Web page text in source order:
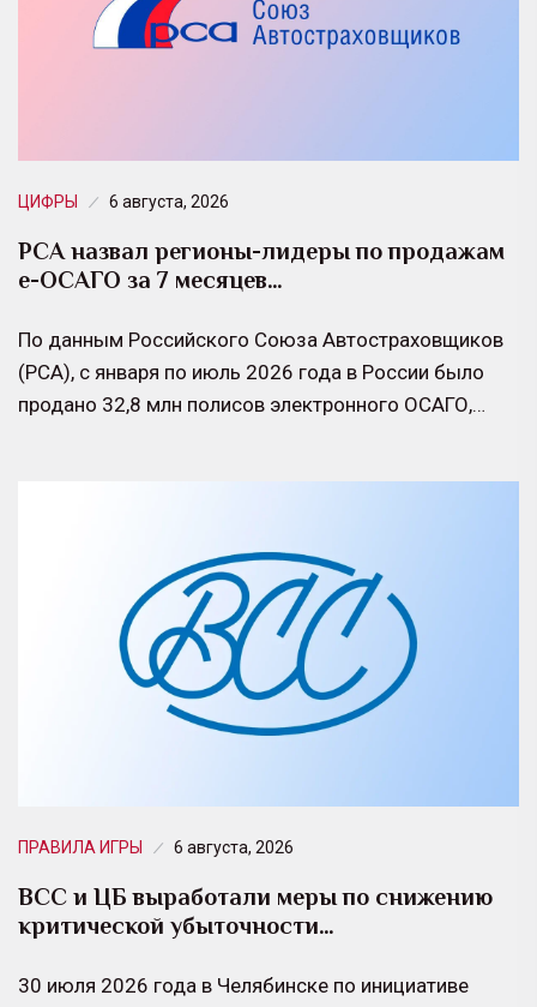
ЦИФРЫ 6 августа, 2026
РСА назвал регионы-лидеры по продажам
е-ОСАГО за 7 месяцев…
По данным Российского Союза Автостраховщиков
(РСА), с января по июль 2026 года в России было
продано 32,8 млн полисов электронного ОСАГО,…
ПРАВИЛА ИГРЫ 6 августа, 2026
ВСС и ЦБ выработали меры по снижению
критической убыточности…
30 июля 2026 года в Челябинске по инициативе